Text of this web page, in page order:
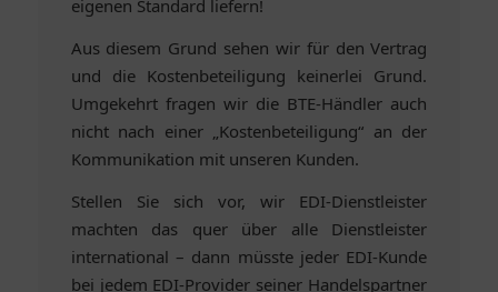
eigenen Standard liefern!
Aus diesem Grund sehen wir für den Vertrag
und die Kostenbeteiligung keinerlei Grund.
Umgekehrt fragen wir die BTE-Händler auch
nicht nach einer „Kostenbeteiligung“ an der
Kommunikation mit unseren Kunden.
Stellen Sie sich vor, wir EDI-Dienstleister
machten das quer über alle Dienstleister
international – dann müsste jeder EDI-Kunde
bei jedem EDI-Provider seiner Handelspartner